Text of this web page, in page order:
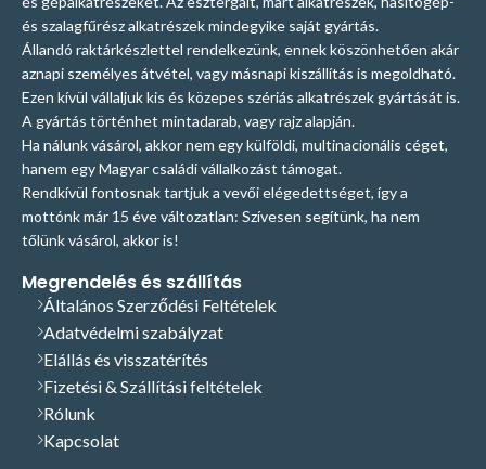
és szalagfűrész alkatrészek mindegyike saját gyártás.
Állandó raktárkészlettel rendelkezünk, ennek köszönhetően akár
aznapi személyes átvétel, vagy másnapi kiszállítás is megoldható.
Ezen kívül vállaljuk kis és közepes szériás alkatrészek gyártását is.
A gyártás történhet mintadarab, vagy rajz alapján.
Ha nálunk vásárol, akkor nem egy külföldi, multinacionális céget,
hanem egy Magyar családi vállalkozást támogat.
Rendkívül fontosnak tartjuk a vevői elégedettséget, így a
mottónk már 15 éve változatlan: Szívesen segítünk, ha nem
tőlünk vásárol, akkor is!
Megrendelés és szállítás
Általános Szerződési Feltételek
Adatvédelmi szabályzat
Elállás és visszatérítés
Fizetési & Szállítási feltételek
Rólunk
Kapcsolat